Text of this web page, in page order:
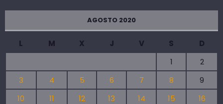
AGOSTO 2020
L M X J V S
D
1
2
3
4 5 6 7 8
9
10
11 12 13 14 15
16